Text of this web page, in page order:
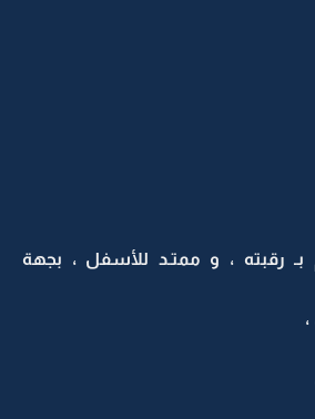
بـ رقبته ، و ممتـد للأسفل ، بجهة